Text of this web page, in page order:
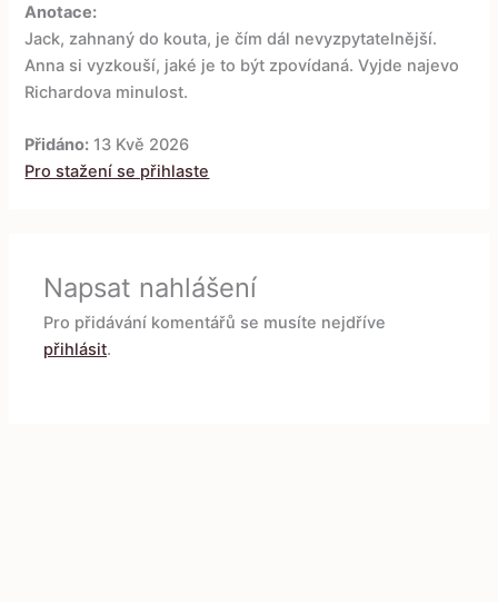
Anotace:
Jack, zahnaný do kouta, je čím dál nevyzpytatelnější.
Anna si vyzkouší, jaké je to být zpovídaná. Vyjde najevo
Richardova minulost.
Přidáno: 13 Kvě 2026
Pro stažení se přihlaste
Napsat nahlášení
Pro přidávání komentářů se musíte nejdříve
přihlásit.